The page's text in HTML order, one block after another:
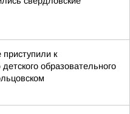
приступили к
образовательного